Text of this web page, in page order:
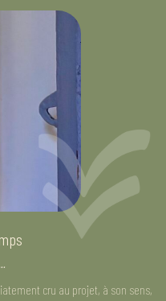
cru au projet, à son sens,